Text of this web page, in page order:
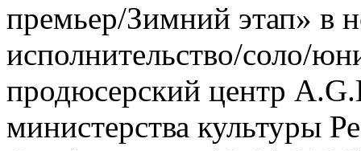
премьер/Зимний этап» в
исполнительство/соло/
продюсерский центр
министерства культуры